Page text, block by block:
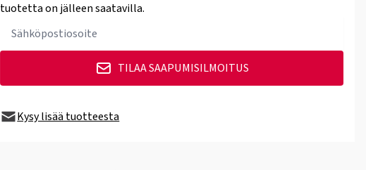
tuotetta on jälleen saatavilla.
TILAA SAAPUMISILMOITUS
Kysy lisää tuotteesta